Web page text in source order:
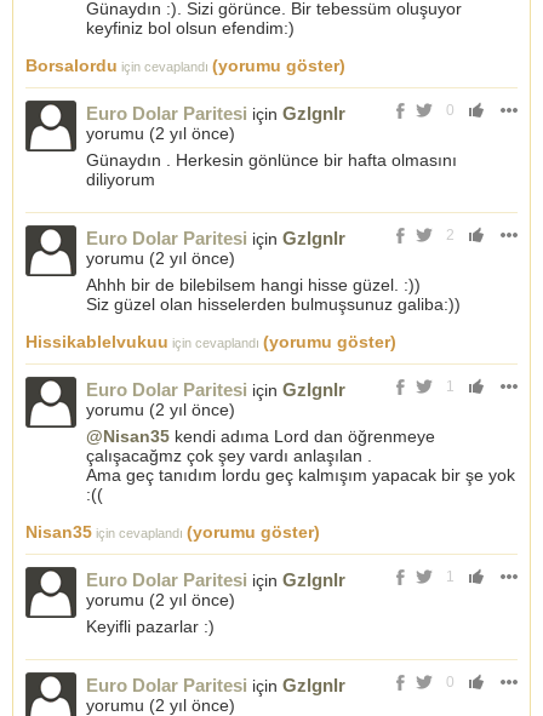
Günaydın :). Sizi görünce. Bir tebessüm oluşuyor
keyfiniz bol olsun efendim:)
Borsalordu için cevaplandı (yorumu göster)
0
Euro Dolar Paritesi için Gzlgnlr
yorumu (2 yıl önce)
Günaydın . Herkesin gönlünce bir hafta olmasını
diliyorum
2
Euro Dolar Paritesi için Gzlgnlr
yorumu (2 yıl önce)
Ahhh bir de bilebilsem hangi hisse güzel. :))
Siz güzel olan hisselerden bulmuşsunuz galiba:))
Hissikablelvukuu için cevaplandı (yorumu göster)
1
Euro Dolar Paritesi için Gzlgnlr
yorumu (2 yıl önce)
@Nisan35 kendi adıma Lord dan öğrenmeye
çalışacağmz çok şey vardı anlaşılan .
Ama geç tanıdım lordu geç kalmışım yapacak bir şe yok
:((
Nisan35 için cevaplandı (yorumu göster)
1
Euro Dolar Paritesi için Gzlgnlr
yorumu (2 yıl önce)
Keyifli pazarlar :)
0
Euro Dolar Paritesi için Gzlgnlr
yorumu (2 yıl önce)